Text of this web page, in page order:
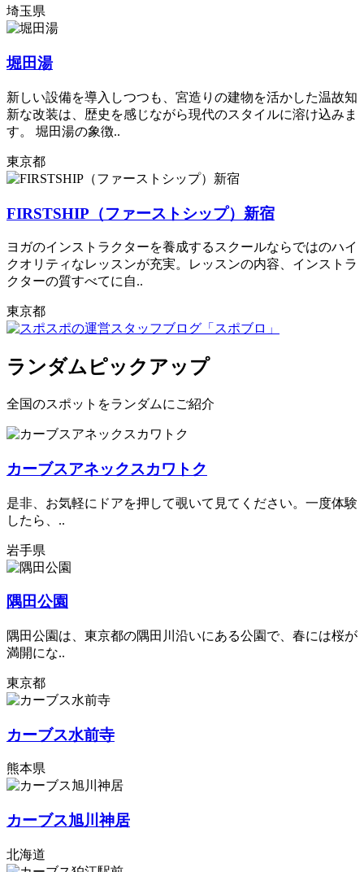
埼玉県
堀田湯
新しい設備を導入しつつも、宮造りの建物を活かした温故知
新な改装は、歴史を感じながら現代のスタイルに溶け込みま
す。 堀田湯の象徴..
東京都
FIRSTSHIP（ファーストシップ）新宿
ヨガのインストラクターを養成するスクールならではのハイ
クオリティなレッスンが充実。レッスンの内容、インストラ
クターの質すべてに自..
東京都
ランダムピックアップ
全国のスポットをランダムにご紹介
カーブスアネックスカワトク
是非、お気軽にドアを押して覗いて見てください。一度体験
したら、..
岩手県
隅田公園
隅田公園は、東京都の隅田川沿いにある公園で、春には桜が
満開にな..
東京都
カーブス水前寺
熊本県
カーブス旭川神居
北海道